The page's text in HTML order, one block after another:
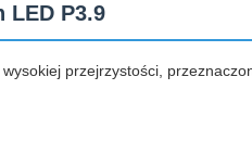
LED P3.9
przejrzystości,